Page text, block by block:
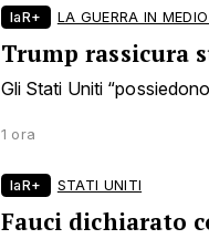
laR+ LA GUERRA IN
Trump rassicura
Gli Stati Uniti
1 ora
laR+ STATI UNITI
Fauci dichiarato